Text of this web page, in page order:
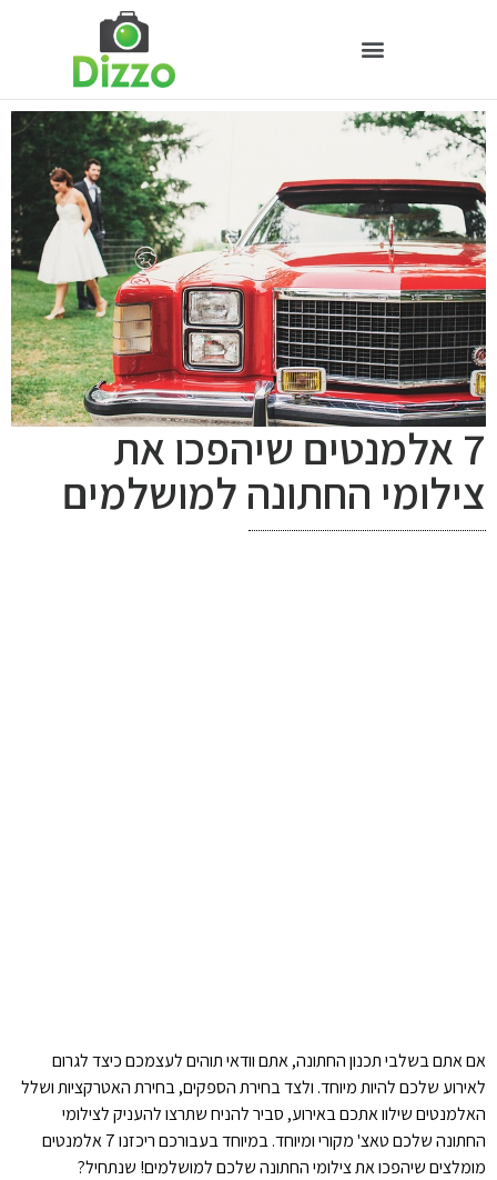
7 אלמנטים שיהפכו את
צילומי החתונה למושלמים
אם אתם בשלבי תכנון החתונה, אתם וודאי תוהים לעצמכם כיצד לגרום
לאירוע שלכם להיות מיוחד. ולצד בחירת הספקים, בחירת האטרקציות ושלל
האלמנטים שילוו אתכם באירוע, סביר להניח שתרצו להעניק לצילומי
החתונה שלכם טאצ' מקורי ומיוחד. במיוחד בעבורכם ריכזנו 7 אלמנטים
מומלצים שיהפכו את צילומי החתונה שלכם למושלמים! שנתחיל?